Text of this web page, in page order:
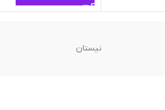
نیستان